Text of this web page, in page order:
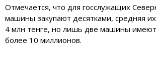
Отмечается, что для госслужащих
машины закупают десятками, средняя
4 млн тенге, но лишь две машины
более 10 миллионов.